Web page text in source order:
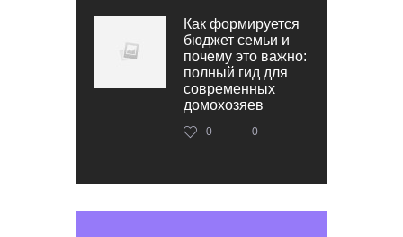
Как формируется
бюджет семьи и
почему это важно:
полный гид для
современных
домохозяев
0 0